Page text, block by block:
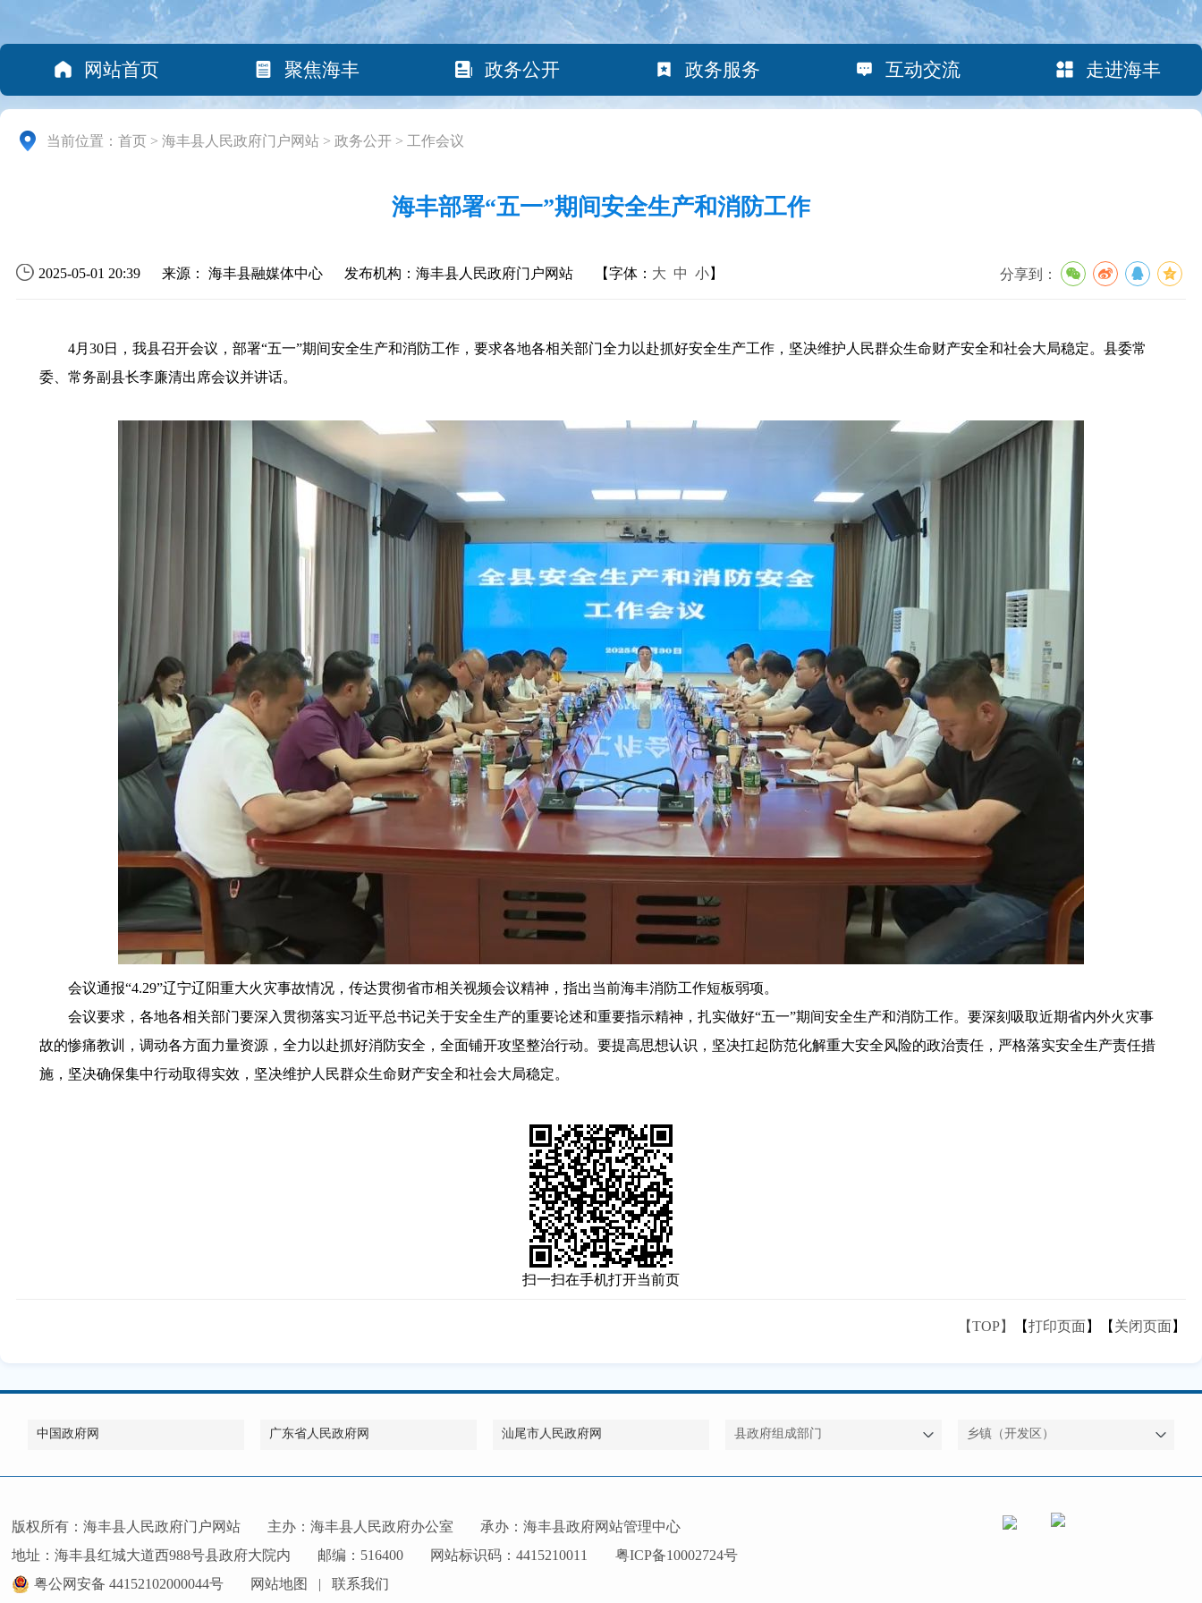
网站首页 聚焦海丰 政务公开 政务服务 互动交流 走进海丰
当前位置： 首页 > 海丰县人民政府门户网站 > 政务公开 > 工作会议
海丰部署“五一”期间安全生产和消防工作
2025-05-01 20:39 来源： 海丰县融媒体中心 发布机构：海丰县人民政府门户网站 【字体： 大 中 小】 分享到：
4月30日，我县召开会议，部署“五一”期间安全生产和消防工作，要求各地各相关部门全力以赴抓好安全生产工作，坚决维护人民群众生命财产安全和社会大局稳定。县委常
委、常务副县长李廉清出席会议并讲话。
会议通报“4.29”辽宁辽阳重大火灾事故情况，传达贯彻省市相关视频会议精神，指出当前海丰消防工作短板弱项。
会议要求，各地各相关部门要深入贯彻落实习近平总书记关于安全生产的重要论述和重要指示精神，扎实做好“五一”期间安全生产和消防工作。要深刻吸取近期省内外火灾事
故的惨痛教训，调动各方面力量资源，全力以赴抓好消防安全，全面铺开攻坚整治行动。要提高思想认识，坚决扛起防范化解重大安全风险的政治责任，严格落实安全生产责任措
施，坚决确保集中行动取得实效，坚决维护人民群众生命财产安全和社会大局稳定。
扫一扫在手机打开当前页
【TOP】 【打印页面】【 关闭页面】
中国政府网 广东省人民政府网 汕尾市人民政府网 县政府组成部门 乡镇（开发区）
版权所有：海丰县人民政府门户网站 主办：海丰县人民政府办公室
承办：海丰县政府网站管理中心
地址：海丰县红城大道西988号县政府大院内
邮编：516400 网站标识码：4415210011
粤ICP备10002724号
粤公网安备 44152102000044号
网站地图 |联系我们